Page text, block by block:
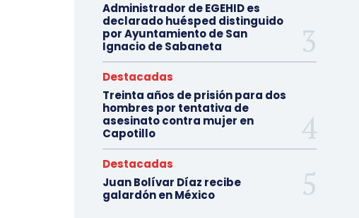
Administrador de EGEHID es
declarado huésped distinguido
por Ayuntamiento de San
Ignacio de Sabaneta
Destacadas
Treinta años de prisión para dos
hombres por tentativa de
asesinato contra mujer en
Capotillo
Destacadas
Juan Bolívar Díaz recibe
galardón en México